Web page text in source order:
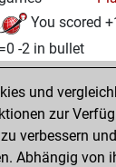
You scored
=0 -2 in bullet
You played 1
games
You scored
-1 in slow
und
zur
verbessern
Abhängig von